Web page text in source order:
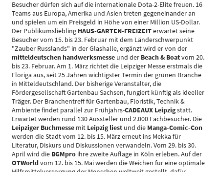
Besucher dürfen sich auf die internationale Dota-2-Elite freuen. 16
Teams aus Europa, Amerika und Asien treten gegeneinander an
und spielen um ein Preisgeld in Höhe von einer Million US-Dollar.
Der Publikumsliebling HAUS-GARTEN-FREIZEITerwartet seine
Besucher vom 15. bis 23. Februar mit dem Länderschwerpunkt
"Zauber Russlands" in der Glashalle, ergänzt wird er von der
mitteldeutschen handwerksmesse und der Beach & Boatvom 20.
bis 23. Februar. Am 1. März richtet die Leipziger Messe erstmals die
Floriga aus, seit 25 Jahren wichtigster Termin der grünen Branche
in Mitteldeutschland. Der bisherige Veranstalter, die
Fördergesellschaft Gartenbau Sachsen, fungiert künftig als ideeller
Träger. Der Branchentreff für Gartenbau, Floristik, Technik &
Ambiente findet parallel zur Frühjahrs-CADEAUX Leipzigstatt.
Erwartet werden rund 130 Aussteller und 2.000 Fachbesucher. Die
Leipziger Buchmesse mit Leipzig liest und die Manga-Comic-Con
werden die Stadt vom 12. bis 15. März erneut ins Mekka für
Literatur, Diskurs und Diskussionen verwandeln. Vom 29. bis 30.
April wird die BGMpro ihre zweite Auflage in Köln erleben. Auf der
OTWorldvom 12. bis 15. Mai werden die Weichen für eine optimale